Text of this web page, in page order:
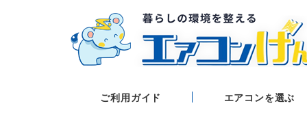
ご利用ガイド エアコンを選ぶ